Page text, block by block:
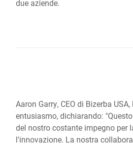
due aziende.
Aaron Garry, CEO di Bizerba
entusiasmo, dichiarando:
del nostro costante impegno per
l'innovazione. La nostra